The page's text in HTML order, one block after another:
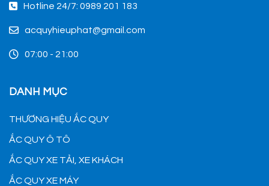
Hotline 24/7: 0989 201 183
acquyhieuphat@gmail.com
07:00 - 21:00
DANH MỤC
THƯƠNG HIỆU ẮC QUY
ẮC QUY Ô TÔ
ẮC QUY XE TẢI, XE KHÁCH
ẮC QUY XE MÁY